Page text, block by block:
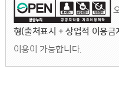
형(출처표시 + 상업적 이용금
이용이 가능합니다.